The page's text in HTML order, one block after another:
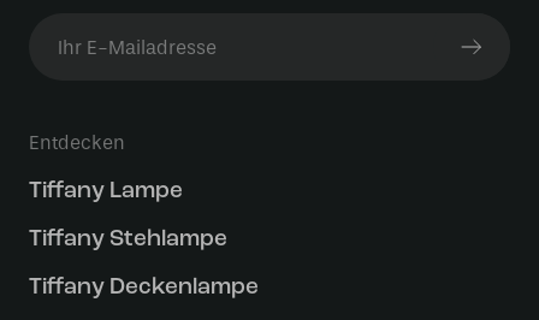
Entdecken
Tiffany Lampe
Tiffany Stehlampe
Tiffany Deckenlampe